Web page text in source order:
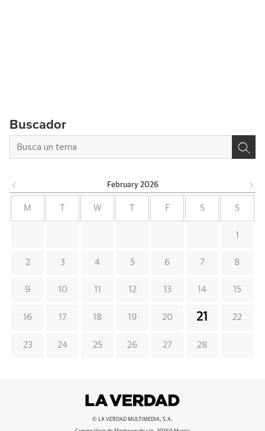
Buscador
February 2026
M W F S S
1
2 3 4 5 6 7 8
9 10 11 12 13 14 15
16 17 18 19 20 21 22
23 24 25 26 27 28
© LA VERDAD MULTIMEDIA, S.A.